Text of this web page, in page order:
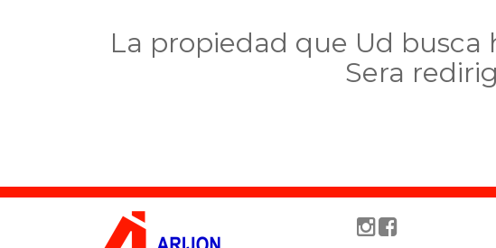
La propiedad que Ud busca
Sera